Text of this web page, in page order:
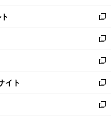
開
く
ウ
で
開
く
ン
ド
ウ
で
開
く
ウ
ィ
ン
ド
ウ
で
開
く
新
し
い
ウ
ィ
ン
ド
ウ
で
開
新
し
い
ウ
ィ
ン
ド
ウ
新
し
い
ウ
ィ
ン
イト
新
し
い
ウ
新
し